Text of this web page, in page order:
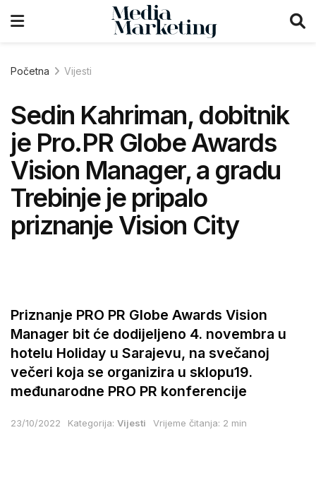
Početna Vijesti
Sedin Kahriman, dobitnik
je Pro.PR Globe Awards
Vision Manager, a gradu
Trebinje je pripalo
priznanje Vision City
Priznanje PRO PR Globe Awards Vision
Manager bit će dodijeljeno 4. novembra u
hotelu Holiday u Sarajevu, na svečanoj
večeri koja se organizira u sklopu19.
međunarodne PRO PR konferencije
23/10/2022 Kategorija: Vijesti Vrijeme čitanja: 2 min